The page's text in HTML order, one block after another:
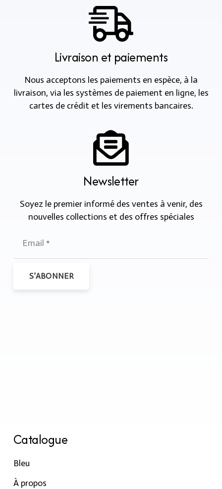
Livraison et paiements
Nous acceptons les paiements en espèce, à la
livraison, via les systèmes de paiement en ligne, les
cartes de crédit et les virements bancaires.
Newsletter
Soyez le premier informé des ventes à venir, des
nouvelles collections et des offres spéciales
S’ABONNER
Catalogue
Bleu
À propos